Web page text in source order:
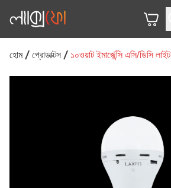
হোম প্রোডাক্টস ১০ওয়াট ইমার্জেন্সি এসি/ডিসি লাইট